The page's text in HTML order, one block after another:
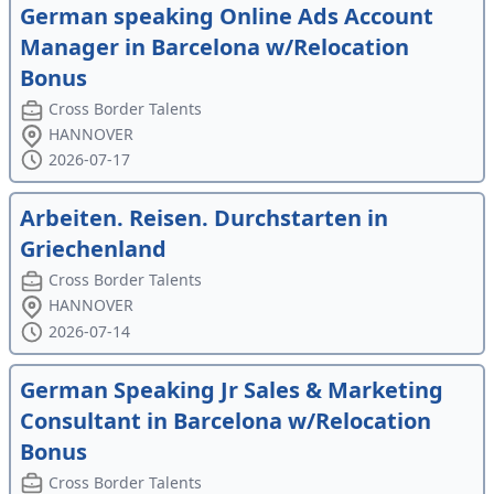
German speaking Online Ads Account
Manager in Barcelona w/Relocation
Bonus
Cross Border Talents
HANNOVER
2026-07-17
Arbeiten. Reisen. Durchstarten in
Griechenland
Cross Border Talents
HANNOVER
2026-07-14
German Speaking Jr Sales & Marketing
Consultant in Barcelona w/Relocation
Bonus
Cross Border Talents